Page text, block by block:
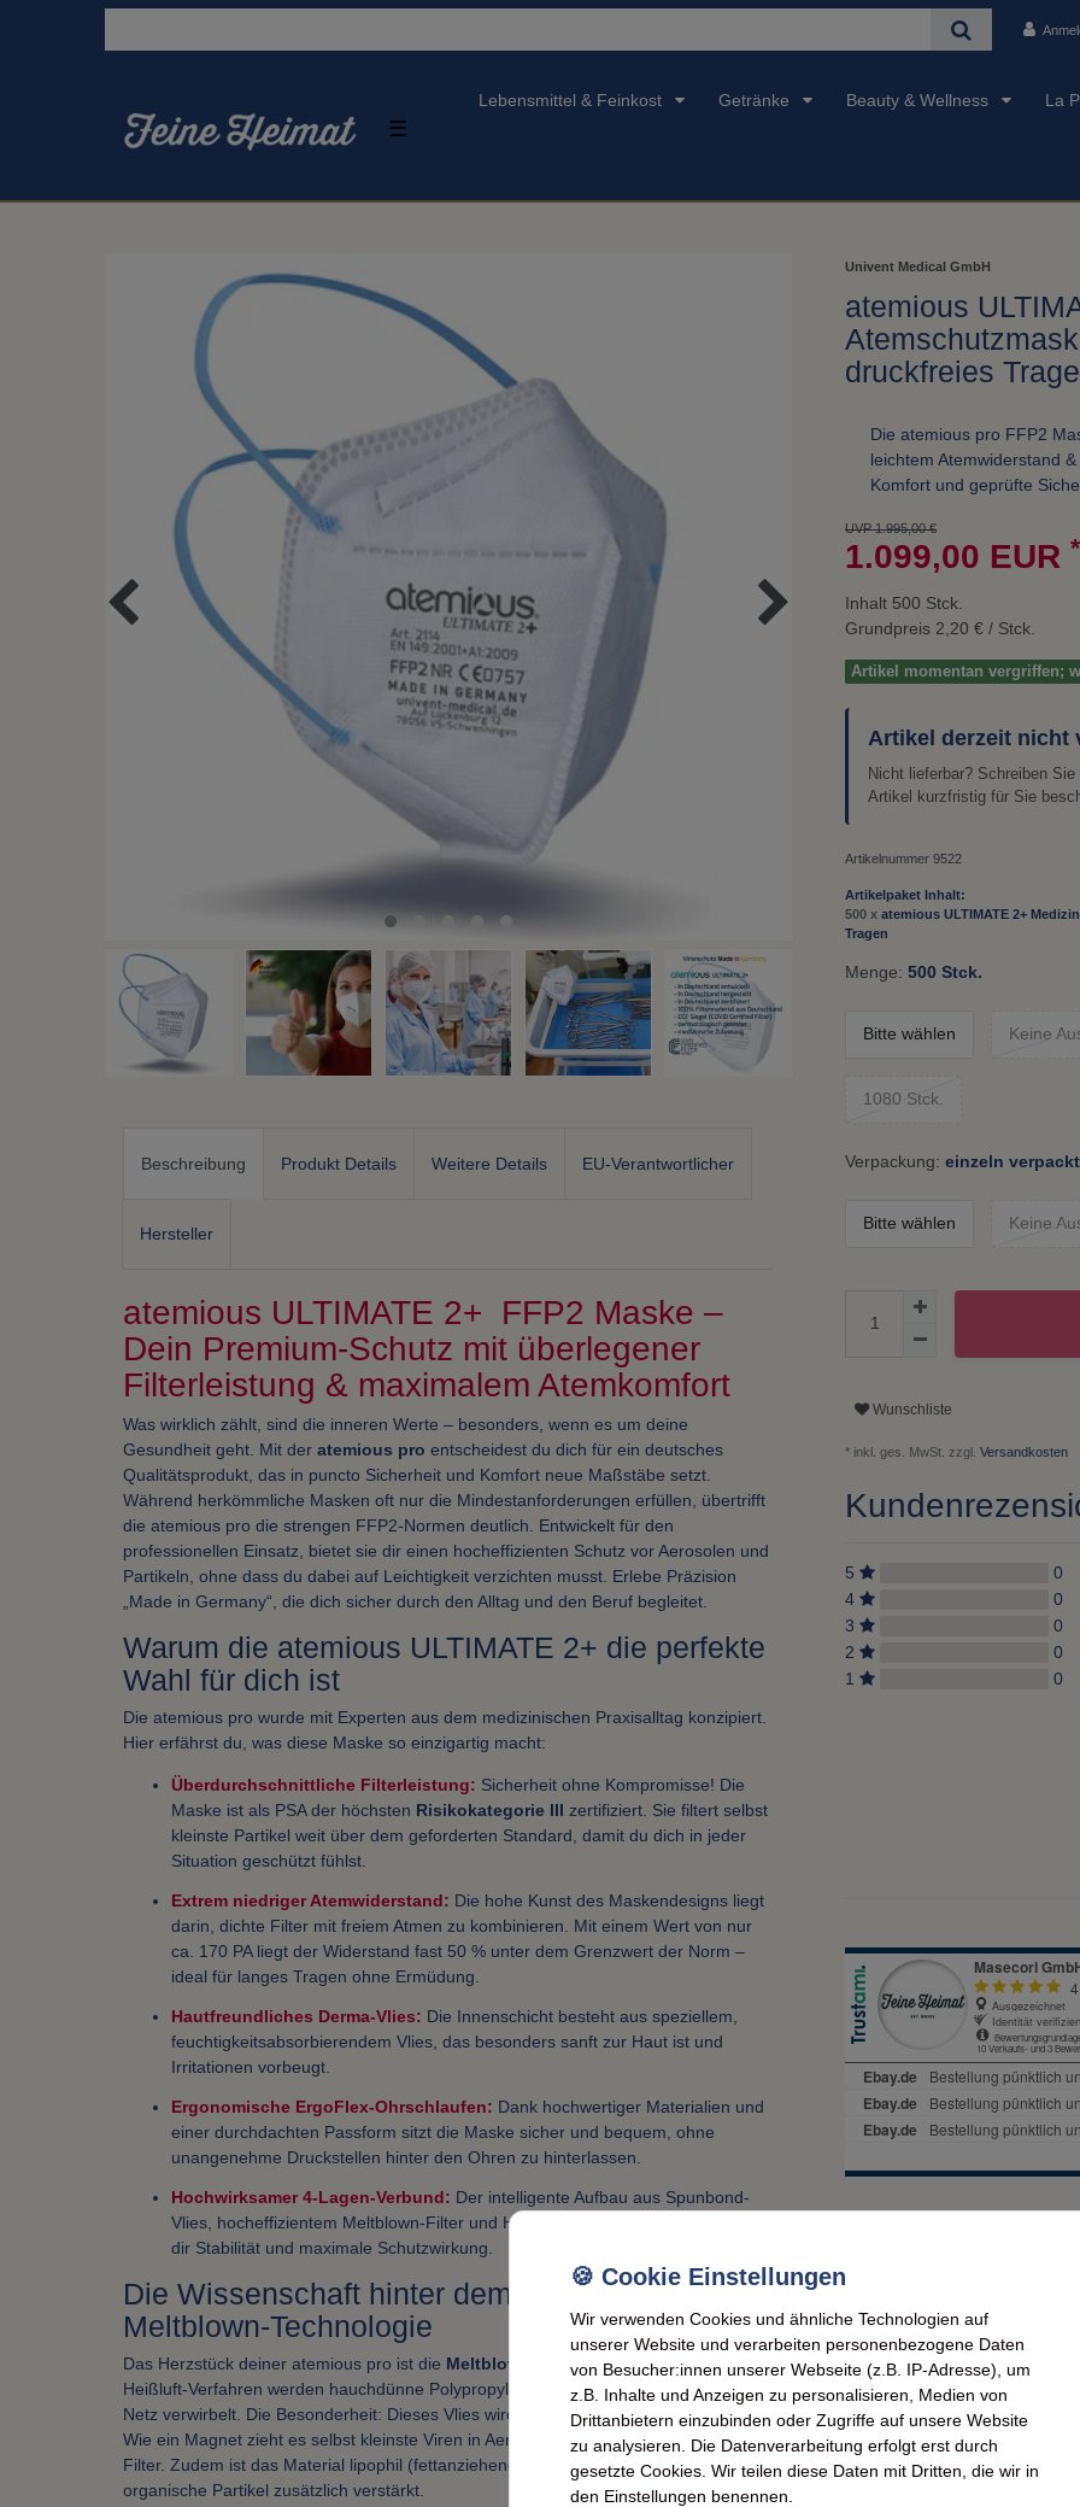
☰
Lebensmittel & Feinkost Getränke Beauty & Wellness La
Beschreibung Produkt Details Weitere Details EU-Verantwortlicher
Hersteller
atemious ULTIMATE 2+ FFP2 Maske –
Dein Premium-Schutz mit überlegener
Filterleistung & maximalem Atemkomfort
Was wirklich zählt, sind die inneren Werte – besonders, wenn es um deine
Gesundheit geht. Mit der atemious pro entscheidest du dich für ein deutsches
Qualitätsprodukt, das in puncto Sicherheit und Komfort neue Maßstäbe setzt.
Während herkömmliche Masken oft nur die Mindestanforderungen erfüllen, übertrifft
die atemious pro die strengen FFP2-Normen deutlich. Entwickelt für den
professionellen Einsatz, bietet sie dir einen hocheffizienten Schutz vor Aerosolen und
Partikeln, ohne dass du dabei auf Leichtigkeit verzichten musst. Erlebe Präzision
„Made in Germany“, die dich sicher durch den Alltag und den Beruf begleitet.
Warum die atemious ULTIMATE 2+ die perfekte
Wahl für dich ist
Die atemious pro wurde mit Experten aus dem medizinischen Praxisalltag konzipiert.
Hier erfährst du, was diese Maske so einzigartig macht:
Überdurchschnittliche Filterleistung: Sicherheit ohne Kompromisse! Die
Maske ist als PSA der höchsten Risikokategorie III zertifiziert. Sie filtert selbst
kleinste Partikel weit über dem geforderten Standard, damit du dich in jeder
Situation geschützt fühlst.
Extrem niedriger Atemwiderstand: Die hohe Kunst des Maskendesigns liegt
darin, dichte Filter mit freiem Atmen zu kombinieren. Mit einem Wert von nur
ca. 170 PA liegt der Widerstand fast 50 % unter dem Grenzwert der Norm –
ideal für langes Tragen ohne Ermüdung.
Hautfreundliches Derma-Vlies: Die Innenschicht besteht aus speziellem,
feuchtigkeitsabsorbierendem Vlies, das besonders sanft zur Haut ist und
Irritationen vorbeugt.
Ergonomische ErgoFlex-Ohrschlaufen: Dank hochwertiger Materialien und
einer durchdachten Passform sitzt die Maske sicher und bequem, ohne
unangenehme Druckstellen hinter den Ohren zu hinterlassen.
Hochwirksamer 4-Lagen-Verbund: Der intelligente Aufbau aus Spunbond-
Vlies, hocheffizientem Meltblown-Filter und Hot Cotton Komfort-Vlies garantiert
dir Stabilität und maximale Schutzwirkung.
Die Wissenschaft hinter dem Schutz:
Meltblown-Technologie
Das Herzstück deiner atemious pro ist die Meltblown-Lage. In einem komplexen
Heißluft-Verfahren werden hauchdünne Polypropylen-Fasern zu einem extrem feinen
Netz verwirbelt. Die Besonderheit: Dieses Vlies wird
elektrostatisch aufgeladen.
Wie ein Magnet zieht es selbst kleinste Viren in Aerosolen an und bindet sie sicher im
Filter. Zudem ist das Material lipophil (fettanziehend), was die Barrierewirkung gegen
organische Partikel zusätzlich verstärkt.
Univent Medical GmbH
atemious
druckfreies
Die atemious pro FFP2
leichtem Atemwiderstand
Komfort und geprüfte
UVP 1.995,00 €
1.099,00 EUR *
Inhalt 500 Stck.
Grundpreis 2,20 € / Stck.
Artikel momentan vergriffen;
Artikel derzeit nicht
Nicht lieferbar? Schreiben
Artikel kurzfristig für Sie
Artikelnummer 9522
Artikelpaket Inhalt:
500 x atemious ULTIMATE 2+
Tragen
Menge: 500 Stck.
Bitte wählen Keine
1080 Stck.
Verpackung: einzeln verpackt
Bitte wählen Keine
Wunschliste
* inkl. ges. MwSt. zzgl. Versandkosten
5
0
4
0
3
0
2
0
1
0
Wir verwenden Cookies und ähnliche Technologien auf
unserer Website und verarbeiten personenbezogene Daten
von Besucher:innen unserer Webseite (z.B. IP-Adresse), um
z.B. Inhalte und Anzeigen zu personalisieren, Medien von
Drittanbietern einzubinden oder Zugriffe auf unsere Website
zu analysieren. Die Datenverarbeitung erfolgt erst durch
gesetzte Cookies. Wir teilen diese Daten mit Dritten, die wir in
den Einstellungen benennen.